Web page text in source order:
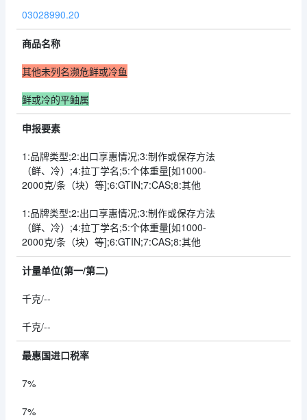
03028990.20
商品名称
其他未列名濒危鲜或冷鱼
鲜或冷的平鲉属
申报要素
1:品牌类型;2:出口享惠情况;3:制作或保存方法
（鲜、冷）;4:拉丁学名;5:个体重量[如1000-
2000克/条（块）等];6:GTIN;7:CAS;8:其他
1:品牌类型;2:出口享惠情况;3:制作或保存方法
（鲜、冷）;4:拉丁学名;5:个体重量[如1000-
2000克/条（块）等];6:GTIN;7:CAS;8:其他
计量单位(第一/第二)
千克/--
千克/--
最惠国进口税率
7%
7%